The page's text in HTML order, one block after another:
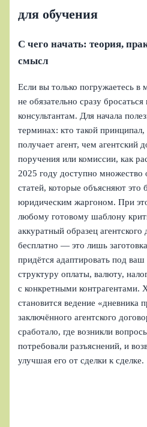
для обучения
С чего начать: теория,
смысл
Если вы только погружаетесь в
не обязательно сразу
консультантам. Для начала
терминах: кто такой
получает агент, чем агентский
поручения или комиссии, как
2025 году доступно множество
статей, которые объясняют это
юридическим жаргоном. При
любому готовому шаблону
аккуратный образец агентского
бесплатно — это лишь
придётся адаптировать под ваш
структуру оплаты, валюту,
с конкретными контрагентами.
становится ведение «дневника
заключённого агентского
сработало, где возникли
потребовали разъяснений, и
улучшая его от сделки к сделке.